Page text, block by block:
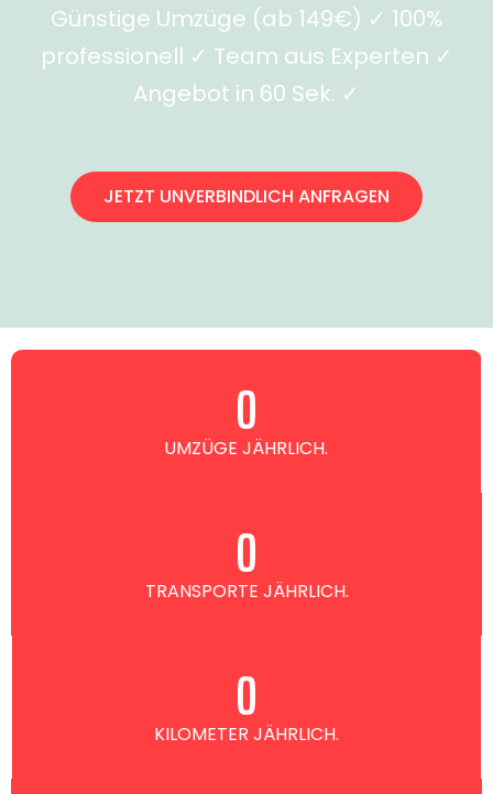
Günstige Umzüge (ab 149€) ✓ 100%
professionell ✓ Team aus Experten ✓
Angebot in 60 Sek. ✓
JETZT UNVERBINDLICH ANFRAGEN
UMZÜGE JÄHRLICH.
0
TRANSPORTE JÄHRLICH.
0
KILOMETER JÄHRLICH.
0